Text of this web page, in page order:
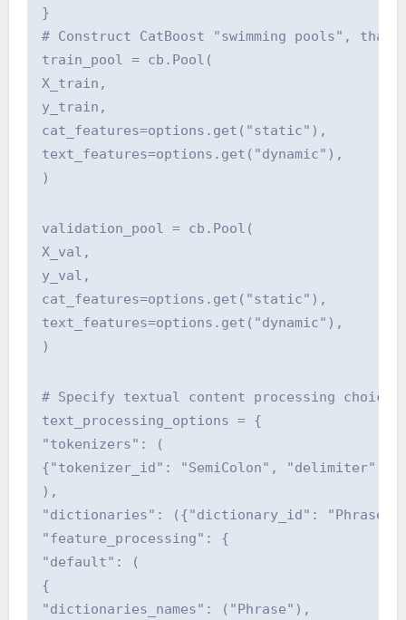
}
# Construct CatBoost "swimming pools", that
train_pool = cb.Pool(
X_train,
y_train,
cat_features=options.get("static"),
text_features=options.get("dynamic"),
)
validation_pool = cb.Pool(
X_val,
y_val,
cat_features=options.get("static"),
text_features=options.get("dynamic"),
)
# Specify textual content processing
text_processing_options = {
"tokenizers": (
{"tokenizer_id": "SemiColon", "delimiter":
),
"dictionaries": ({"dictionary_id": "Phrase",
"feature_processing": {
"default": (
{
"dictionaries_names": ("Phrase"),